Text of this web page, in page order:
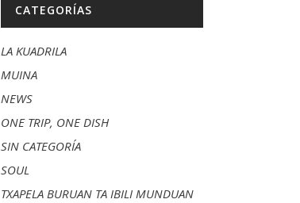
CATEGORÍAS
LA KUADRILA
MUINA
NEWS
ONE TRIP, ONE DISH
SIN CATEGORÍA
SOUL
TXAPELA BURUAN TA IBILI MUNDUAN